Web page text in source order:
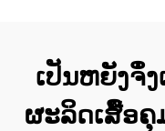
ເປັນຫຍັງຈຶ່
ຜະລິດເສື້ອຄຸ